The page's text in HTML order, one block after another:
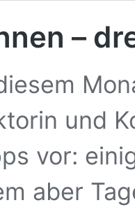
–
und
vor:
aber